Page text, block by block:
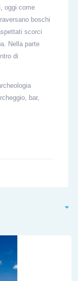
oggi come
boschi
scorci
Nella parte
di
bar,